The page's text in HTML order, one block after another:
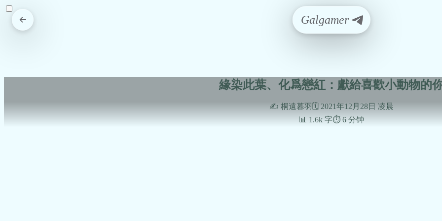
Galgamer
緣染此葉、化爲戀紅：獻給喜歡小動物的
✍️ 桐遠暮羽 🗓️ 2021年12月28日 凌晨
📊 1.6k 字⏱️ 6 分钟